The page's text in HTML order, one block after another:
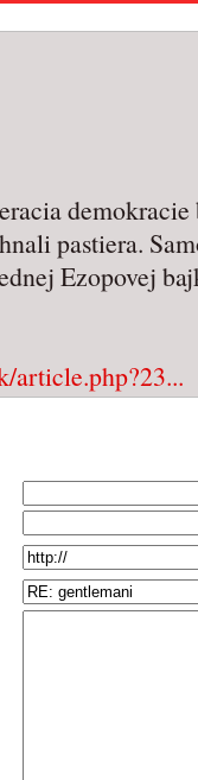
pastiera.
Ezopovej
article.php?23...